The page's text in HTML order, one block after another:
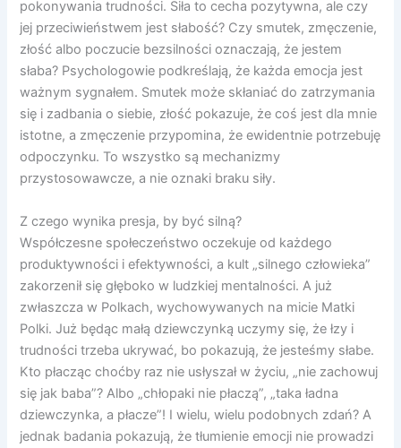
pokonywania trudności. Siła to cecha pozytywna, ale czy
jej przeciwieństwem jest słabość? Czy smutek, zmęczenie,
złość albo poczucie bezsilności oznaczają, że jestem
słaba? Psychologowie podkreślają, że każda emocja jest
ważnym sygnałem. Smutek może skłaniać do zatrzymania
się i zadbania o siebie, złość pokazuje, że coś jest dla mnie
istotne, a zmęczenie przypomina, że ewidentnie potrzebuję
odpoczynku. To wszystko są mechanizmy
przystosowawcze, a nie oznaki braku siły.
Z czego wynika presja, by być silną?
Współczesne społeczeństwo oczekuje od każdego
produktywności i efektywności, a kult „silnego człowieka”
zakorzenił się głęboko w ludzkiej mentalności. A już
zwłaszcza w Polkach, wychowywanych na micie Matki
Polki. Już będąc małą dziewczynką uczymy się, że łzy i
trudności trzeba ukrywać, bo pokazują, że jesteśmy słabe.
Kto płacząc choćby raz nie usłyszał w życiu, „nie zachowuj
się jak baba”? Albo „chłopaki nie płaczą”, „taka ładna
dziewczynka, a płacze”! I wielu, wielu podobnych zdań? A
jednak badania pokazują, że tłumienie emocji nie prowadzi